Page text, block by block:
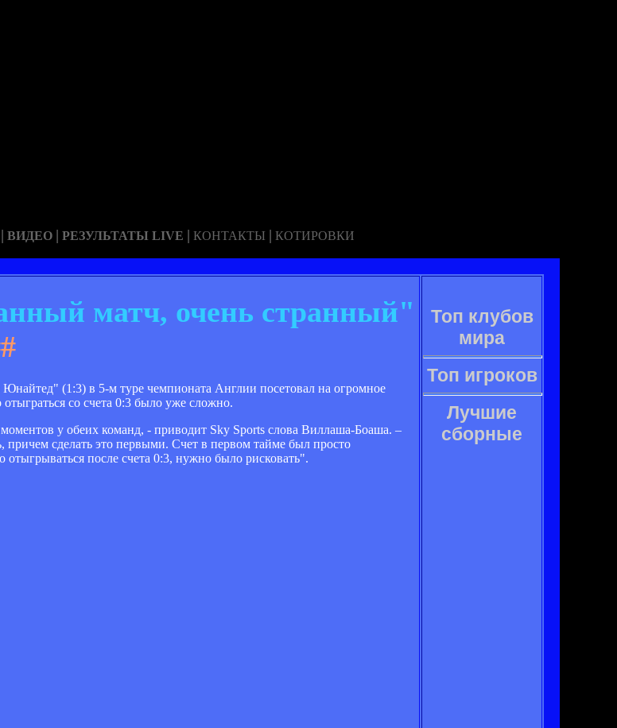
| ВИДЕО | РЕЗУЛЬТАТЫ LIVE | КОНТАКТЫ | КОТИРОВКИ
матч, очень странный"
(1:3) в 5-м туре чемпионата Англии посетовал на огромное
со счета 0:3 было уже сложно.
у обеих команд, - приводит Sky Sports слова Виллаша-Боаша. –
сделать это первыми. Счет в первом тайме был просто
после счета 0:3, нужно было рисковать".
Топ клубов
мира
Топ игроков
Лучшие
сборные